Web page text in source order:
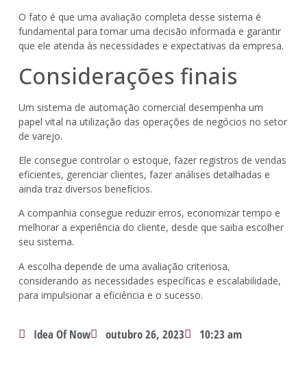
O fato é que uma avaliação completa desse sistema é
fundamental para tomar uma decisão informada e garantir
que ele atenda às necessidades e expectativas da empresa.
Considerações finais
Um sistema de automação comercial desempenha um
papel vital na utilização das operações de negócios no setor
de varejo.
Ele consegue controlar o estoque, fazer registros de vendas
eficientes, gerenciar clientes, fazer análises detalhadas e
ainda traz diversos benefícios.
A companhia consegue reduzir erros, economizar tempo e
melhorar a experiência do cliente, desde que saiba escolher
seu sistema.
A escolha depende de uma avaliação criteriosa,
considerando as necessidades específicas e escalabilidade,
para impulsionar a eficiência e o sucesso.
Idea Of Now outubro 26, 2023 10:23 am